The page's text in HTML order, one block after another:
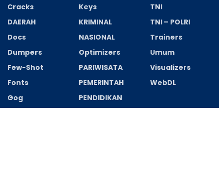
Cracks
DAERAH
Docs
Dumpers
Few-Shot
Fonts
Gog
Keys
KRIMINAL
NASIONAL
Optimizers
PARIWISATA
PEMERINTAH
PENDIDIKAN
TNI
TNI – POLRI
Trainers
Umum
Visualizers
WebDL